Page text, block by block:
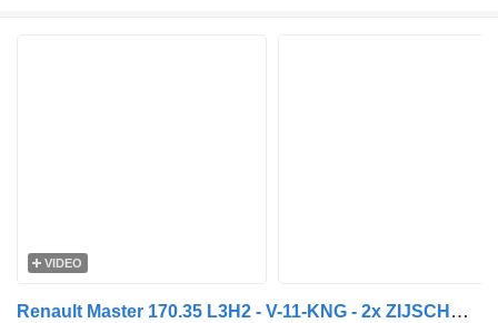
VIDEO
Renault Master 170.35 L3H2 - V-11-KNG - 2x ZIJSCHUIFDEUR - TREKHAAK - EU